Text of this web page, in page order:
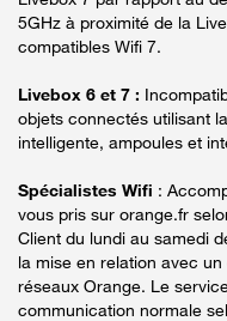
5GHz à proximité de la
compatibles Wifi 7.
Livebox 6 et 7 :
objets connectés utilisant
intelligente, ampoules et
Spécialistes Wifi :
vous pris sur orange.fr
Client du lundi au samedi
la mise en relation avec
réseaux Orange. Le
communication normale